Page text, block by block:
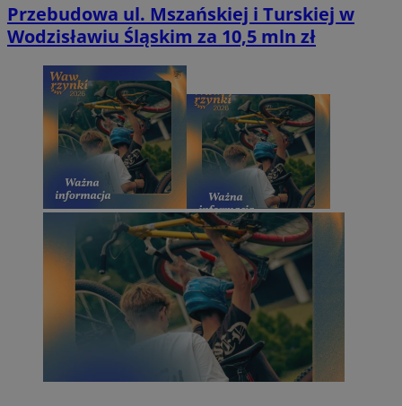
Przebudowa ul. Mszańskiej i Turskiej w
Wodzisławiu Śląskim za 10,5 mln zł